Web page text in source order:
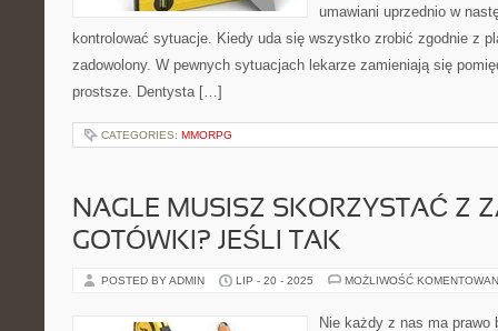
umawiani uprzednio w
kontrolować sytuacje. Kiedy uda się wszystko zrobić zgodnie z
zadowolony. W pewnych sytuacjach lekarze zamieniają się
prostsze. Dentysta […]
CATEGORIES: MMORPG
NAGLE MUSISZ SKORZYSTAĆ Z
GOTÓWKI? JEŚLI TAK
POSTED BY ADMIN LIP - 20 - 2025 MOŻLIWOŚĆ
Nie każdy z nas ma prawo